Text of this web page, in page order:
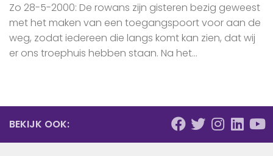
Zo 28-5-2000: De rowans zijn gisteren bezig geweest
met het maken van een toegangspoort voor aan de
weg, zodat iedereen die langs komt kan zien, dat wij
er ons troephuis hebben staan. Na het...
BEKIJK OOK: